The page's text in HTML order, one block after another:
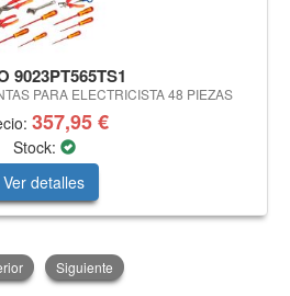
9023PT565TS1
PARA ELECTRICISTA 48 PIEZAS
357,95 €
Stock:
Ver detalles
Siguiente